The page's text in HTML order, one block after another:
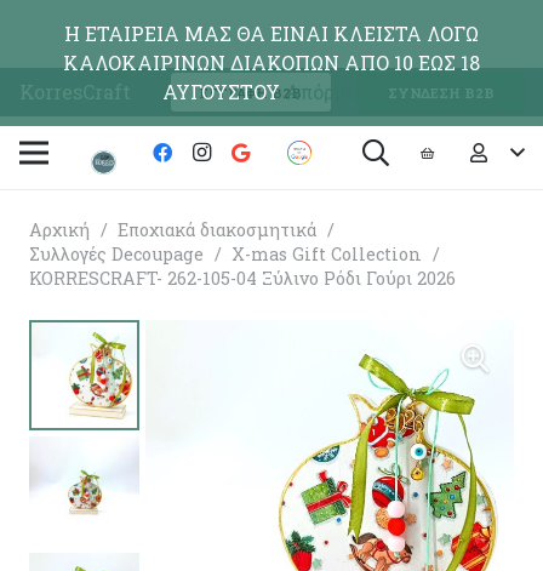
KorresCraft ΕΓΓΡΑΦΗ Β2Β ΣΥΝΔΕΣΗ Β2Β
Αρχική / Εποχιακά διακοσμητικά /
Συλλογές Decoupage / X-mas Gift Collection /
KORRESCRAFT- 262-105-04 Ξύλινο Ρόδι Γούρι 2026
Η ΕΤΑΙΡΕΙΑ ΜΑΣ ΘΑ ΕΙΝΑΙ ΚΛΕΙΣΤΑ ΛΟΓΩ
ΚΑΛΟΚΑΙΡΙΝΩΝ ΔΙΑΚΟΠΩΝ ΑΠΟ 10 ΕΩΣ 18
ΑΥΓΟΥΣΤΟΥΑπόρριψη